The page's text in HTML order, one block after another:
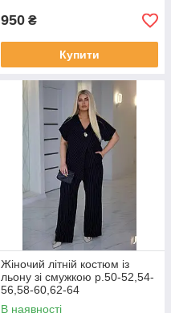
950 ₴
Купити
Жіночий літній костюм із
льону зі смужкою р.50-52,54-
56,58-60,62-64
В наявності